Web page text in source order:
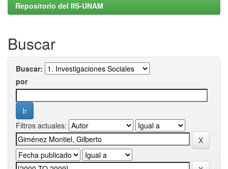
Repositorio del IIS-UNAM
Buscar
Buscar:
por
Filtros actuales: